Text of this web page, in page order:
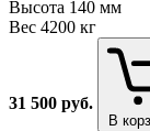
Высота 140 мм
Вес 4200 кг
31 500 руб.
В